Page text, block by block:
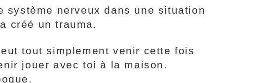
système nerveux dans une situation
créé un trauma.
tout simplement venir cette fois
jouer avec toi à la maison.